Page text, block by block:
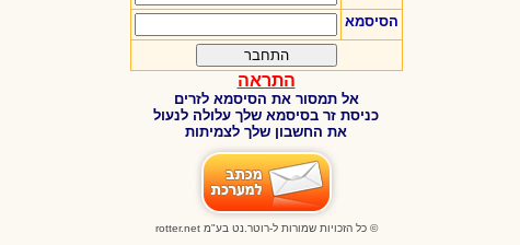
הסיסמא
התראה
אל תמסור את הסיסמא לזרים
כניסת זר בסיסמא שלך עלולה לנעול
את החשבון שלך לצמיתות
© כל הזכויות שמורות ל-רוטר.נט בע"מrotter.net